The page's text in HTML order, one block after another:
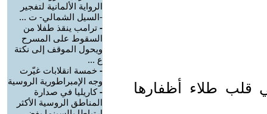
قلب طلاء أظفارها
الرواية الألمانية لتفجير
-السيل الشمالي- ت ...
- ترامب ينقذ طفلا من
السقوط على المسرح
ويحول الموقف إلى نكتة
ع ...
- خمسة انقلابات غيّرت
وجه الإمبراطورية الروسية
-كاريليا في صدارة
المناطق الروسية الأكثر